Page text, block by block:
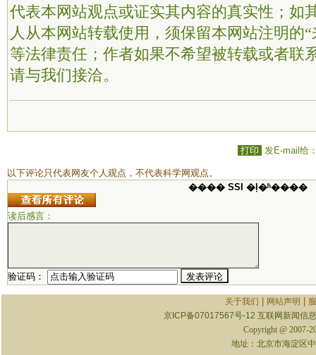
代表本网站观点或证实其内容的真实性；如
人从本网站转载使用，须保留本网站注明的
等法律责任；作者如果不希望被转载或者联
请与我们接洽。
打印 发E-mail给
以下评论只代表网友个人观点，不代表科学网观点。
���� SSI �ļ�ʱ����
读后感言：
验证码：
关于我们 网站声明
京ICP备07017567号-12 互联网新闻信
Copyright @ 2007-
地址：北京市海淀区